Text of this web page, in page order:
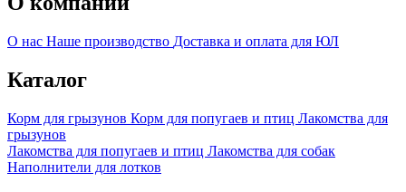
О нас Наше производство Доставка и оплата для ЮЛ
Каталог
Корм для грызунов Корм для попугаев и птиц Лакомства для
грызунов
Лакомства для попугаев и птиц Лакомства для собак
Наполнители для лотков